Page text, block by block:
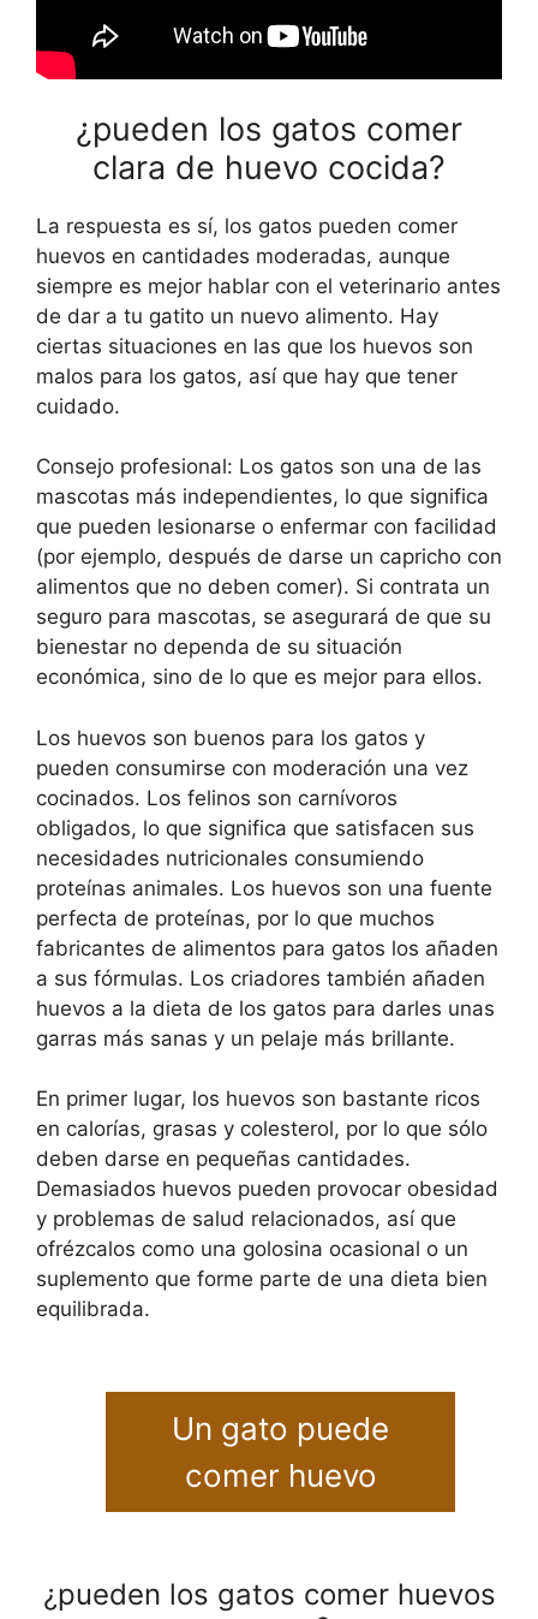
¿pueden los gatos comer
clara de huevo cocida?
La respuesta es sí, los gatos pueden comer
huevos en cantidades moderadas, aunque
siempre es mejor hablar con el veterinario antes
de dar a tu gatito un nuevo alimento. Hay
ciertas situaciones en las que los huevos son
malos para los gatos, así que hay que tener
cuidado.
Consejo profesional: Los gatos son una de las
mascotas más independientes, lo que significa
que pueden lesionarse o enfermar con facilidad
(por ejemplo, después de darse un capricho con
alimentos que no deben comer). Si contrata un
seguro para mascotas, se asegurará de que su
bienestar no dependa de su situación
económica, sino de lo que es mejor para ellos.
Los huevos son buenos para los gatos y
pueden consumirse con moderación una vez
cocinados. Los felinos son carnívoros
obligados, lo que significa que satisfacen sus
necesidades nutricionales consumiendo
proteínas animales. Los huevos son una fuente
perfecta de proteínas, por lo que muchos
fabricantes de alimentos para gatos los añaden
a sus fórmulas. Los criadores también añaden
huevos a la dieta de los gatos para darles unas
garras más sanas y un pelaje más brillante.
En primer lugar, los huevos son bastante ricos
en calorías, grasas y colesterol, por lo que sólo
deben darse en pequeñas cantidades.
Demasiados huevos pueden provocar obesidad
y problemas de salud relacionados, así que
ofrézcalos como una golosina ocasional o un
suplemento que forme parte de una dieta bien
equilibrada.
Un gato puede
comer huevo
¿pueden los gatos comer huevos